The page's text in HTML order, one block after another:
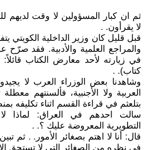
ثم ان كبار المسؤولين لا وقت لديهم
لا يقرأون. .
قبل قليل كان وزير الداخلية الكويتي
والمراجع العلمية والأدبية. فقد
في زيارته لأحد معارض الكتاب
كتاب). .
وشاهدنا بعض الوزراء العرب لا
العربية ولا الأجنبية، فألسنتهم
بتلعثم في قراءة القسم اثناء تكليفه
سالت احدهم في العراق: لماذا لا
التطويرية المعروضة عليك ؟. .
قال: أنا لا اهتم بصغائر الأمور. . ثم
في نظره من الصغائر التي لا تستحق